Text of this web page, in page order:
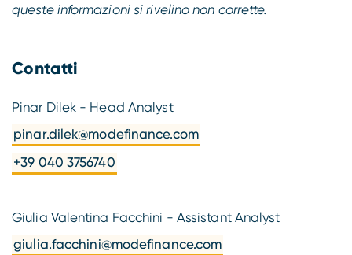
queste informazioni si rivelino non corrette.
Contatti
Pinar Dilek - Head Analyst
pinar.dilek@modefinance.com
+39 040 3756740
Giulia Valentina Facchini - Assistant Analyst
giulia.facchini@modefinance.com